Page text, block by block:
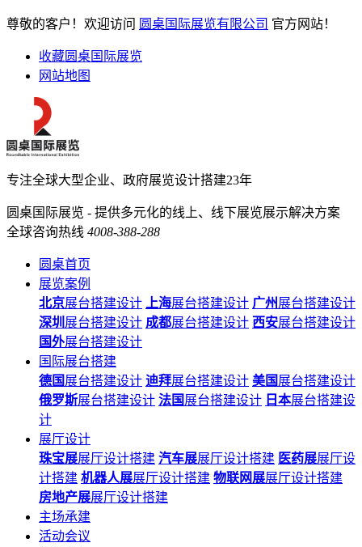
尊敬的客户！欢迎访问 圆桌国际展览有限公司 官方网站！
收藏圆桌国际展览
网站地图
专注全球大型企业、政府展览设计搭建23年
圆桌国际展览 - 提供多元化的线上、线下展览展示解决方案
全球咨询热线 4008-388-288
圆桌首页
展览案例
北京展台搭建设计 上海展台搭建设计 广州展台搭建设计
深圳 展台搭建设计 成都展台搭建设计 西安展台搭建设计
国外展台搭建设计
国际展台搭建
德国 展台搭建设计 迪拜展台搭建设计 美国 展台搭建设计
俄罗斯展台搭建设计 法国 展台搭建设计 日本展台搭建设
计
展厅设计
珠宝展展厅设计搭建 汽车展展厅设计搭建 医药展展厅设
计搭建 机器人展展厅设计搭建 物联网展展厅设计搭建
房地产展展厅设计搭建
主场承建
活动会议